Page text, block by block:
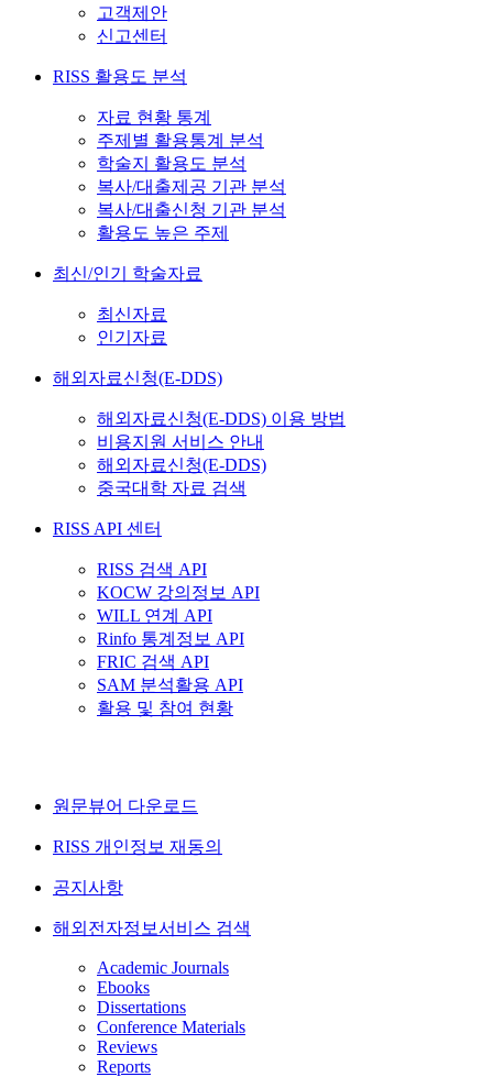
고객제안
신고센터
RISS 활용도 분석
자료 현황 통계
주제별 활용통계 분석
학술지 활용도 분석
복사/대출제공 기관 분석
복사/대출신청 기관 분석
활용도 높은 주제
최신/인기 학술자료
최신자료
인기자료
해외자료신청(E-DDS)
해외자료신청(E-DDS) 이용 방법
비용지원 서비스 안내
해외자료신청(E-DDS)
중국대학 자료 검색
RISS API 센터
RISS 검색 API
KOCW 강의정보 API
WILL 연계 API
Rinfo 통계정보 API
FRIC 검색 API
SAM 분석활용 API
활용 및 참여 현황
원문뷰어 다운로드
RISS 개인정보 재동의
공지사항
해외전자정보서비스 검색
Academic Journals
Ebooks
Dissertations
Conference Materials
Reviews
Reports